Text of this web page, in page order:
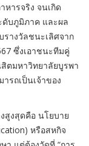
ารจริง จนเกิด
ดับภูมิภาค และผล
รางวัลชนะเลิศจาก
ซึ่งเอาชนะทีมคู่
ตมหาวิทยาลัยบูรพา
รถเป็นเจ้าของ
สูงสุดคือ นโยบาย
หรือสหกิจ